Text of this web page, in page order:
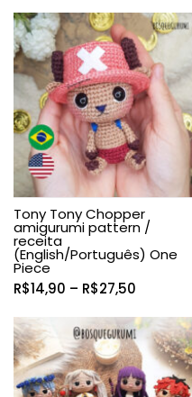
Tony Tony Chopper
amigurumi pattern /
receita
(English/Português) One
Piece
R$14,90 – R$27,50
preço:
R$14,90
através
R$27,50